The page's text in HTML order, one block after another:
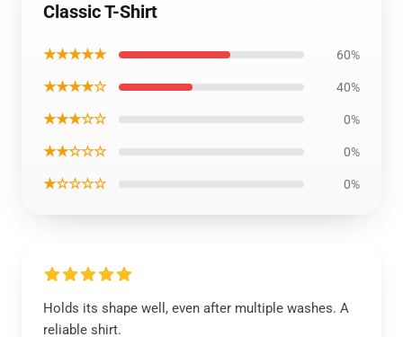
Classic T-Shirt
★★★★★ 60%
★★★★☆ 40%
★★★☆☆ 0%
★★☆☆☆ 0%
★☆☆☆☆ 0%
Holds its shape well, even after multiple washes. A
reliable shirt.